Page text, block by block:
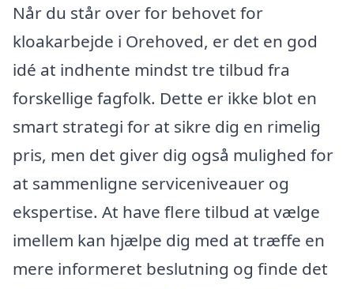
Når du står over for behovet for
kloakarbejde i Orehoved, er det en god
idé at indhente mindst tre tilbud fra
forskellige fagfolk. Dette er ikke blot en
smart strategi for at sikre dig en rimelig
pris, men det giver dig også mulighed for
at sammenligne serviceniveauer og
ekspertise. At have flere tilbud at vælge
imellem kan hjælpe dig med at træffe en
mere informeret beslutning og finde det